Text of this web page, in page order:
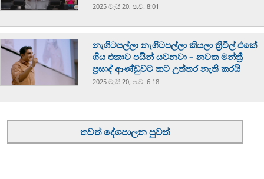
2025 මැයි 20, ප.ව. 8:01
නැගිටපල්ලා නැගිටපල්ලා කියලා ත්‍රීවිල් එකේ
ගිය එකාව පයින් යවනවා – නවක මන්ත්‍රී
ප්‍රසාද් ආණ්ඩුවට කට උත්තර නැති කරයි
2025 මැයි 20, ප.ව. 6:18
තවත් දේශපාලන පුවත්